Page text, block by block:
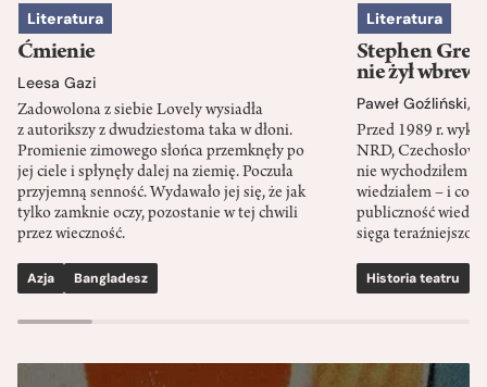
Literatura
Ćmienie
Leesa Gazi
Zadowolona z siebie Lovely wysiadła
z autorikszy z dwudziestoma taka w dłoni.
Promienie zimowego słońca przemknęły po
jej ciele i spłynęły dalej na ziemię. Poczuła
przyjemną senność. Wydawało jej się, że jak
tylko zamknie oczy, pozostanie w tej chwili
przez wieczność.
Azja Bangladesz
Literatura
Stephen
nie żył wbrew
Paweł Goźliński,
Przed 1989 r.
NRD,
nie wychodziłem
wiedziałem – i co
publiczność
sięga
Historia teatru